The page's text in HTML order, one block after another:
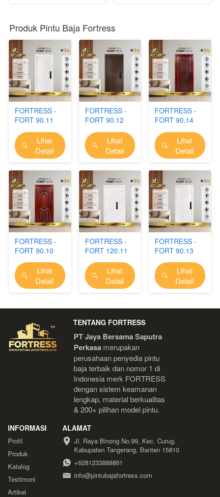
Produk Pintu Baja Fortress
FORTRESS -
FORT 90.11
`
Lihat
Detail
FORTRESS -
FORT 90.12
`
Lihat
Detail
FORTRESS -
FORT 90.14
`
Lihat
Detail
FORTRESS -
FORT 90.10
`
Lihat
Detail
FORTRESS -
FORT 120.11
`
Lihat
Detail
FORTRESS -
FORT 90.13
`
Lihat
Detail
TENTANG FORTRESS
PT Jaya Bersama Saputra
Perkasa merupakan
perusahaan penyedia pintu
baja terbaik dan nomor 1 di
Indonesia
dengan sistem keamanan
lengkap, material berkualitas
& 200+ pilihan model pintu.
INFORMASI
Profil
Produk
Katalog
Testimoni
Artikel
ALAMAT
Jl. Raya Binong No.99, Kec. Curug,
Kabupaten Tangerang, Banten 15810
+6281233888861
info@pintubajafortress.com